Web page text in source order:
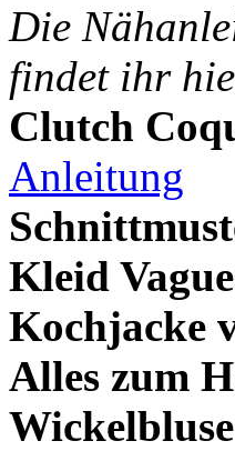
Die
findet ihr
Clutch
Anleitung
Kleid
Kochjacke
Alles zum